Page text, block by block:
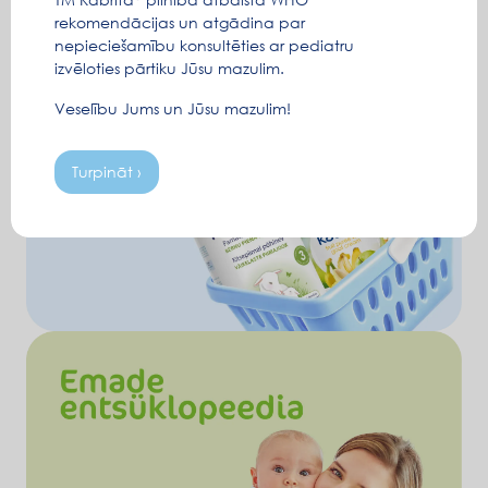
seedehäired) lastele sünnist alates mõeldud toit.
Optimaalne tasakaalustatud toit õrnaks ja korras
seedimiseks.
rekomendācijas un atgādina par
nepieciešamību konsultēties ar pediatru
izvēloties pārtiku Jūsu mazulim.
Veselību Jums un Jūsu mazulim!
Turpināt ›